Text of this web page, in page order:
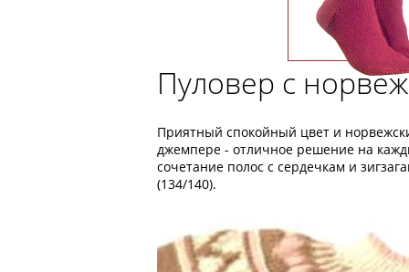
Пуловер с
Приятный спокойный цвет и
джемпере - отличное решение на
сочетание полос с сердечкам и
(134/140).
ть